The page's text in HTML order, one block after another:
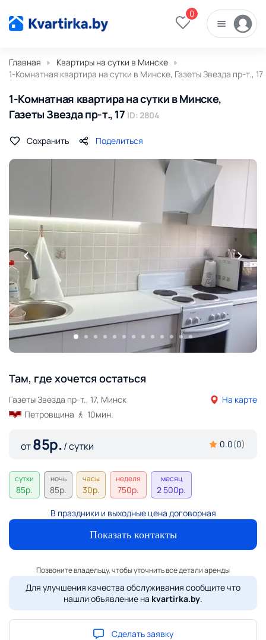
0
Главная
Квартиры на сутки в Минске
1-Комнатная квартира на сутки в Минске, Газеты Звезда пр-т., 17
1-Комнатная квартира на сутки в Минске,
Газеты Звезда пр-т., 17 ID: 2804
Сохранить Поделиться
Там, где хочется остаться
Газеты Звезда пр-т., 17, Минск
На карте
Петровщина
10мин.
от85р./ сутки 0.0(0)
сутки
85р.
ночь
85р.
часы
30р.
неделя
750р.
месяц
2 500р.
В праздники и выходные цена договорная
Показать контакты
Позвоните владельцу, чтобы уточнить все детали аренды
Для улучшения качества обслуживания сообщите что
нашли объявление на kvartirka.by.
Сделать заявку